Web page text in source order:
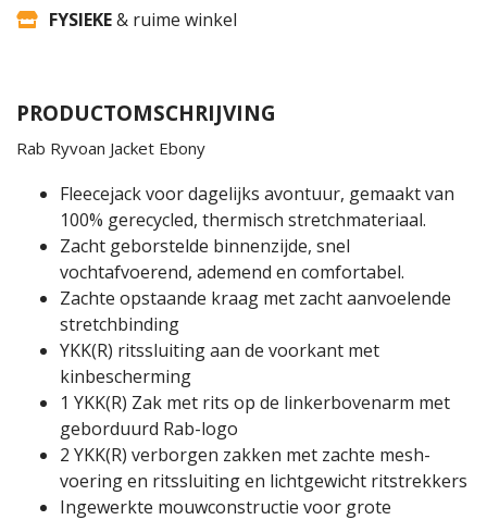
FYSIEKE& ruime winkel
PRODUCTOMSCHRIJVING
Rab Ryvoan Jacket Ebony
Fleecejack voor dagelijks avontuur, gemaakt van
100% gerecycled, thermisch stretchmateriaal.
Zacht geborstelde binnenzijde, snel
vochtafvoerend, ademend en comfortabel.
Zachte opstaande kraag met zacht aanvoelende
stretchbinding
YKK(R) ritssluiting aan de voorkant met
kinbescherming
1 YKK(R) Zak met rits op de linkerbovenarm met
geborduurd Rab-logo
2 YKK(R) verborgen zakken met zachte mesh-
voering en ritssluiting en lichtgewicht ritstrekkers
Ingewerkte mouwconstructie voor grote